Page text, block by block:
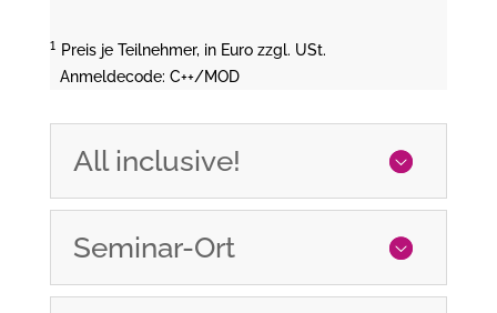
¹ Preis je Teilnehmer, in Euro zzgl. USt.
Anmeldecode: C++/MOD
All inclusive!
Seminar-Ort